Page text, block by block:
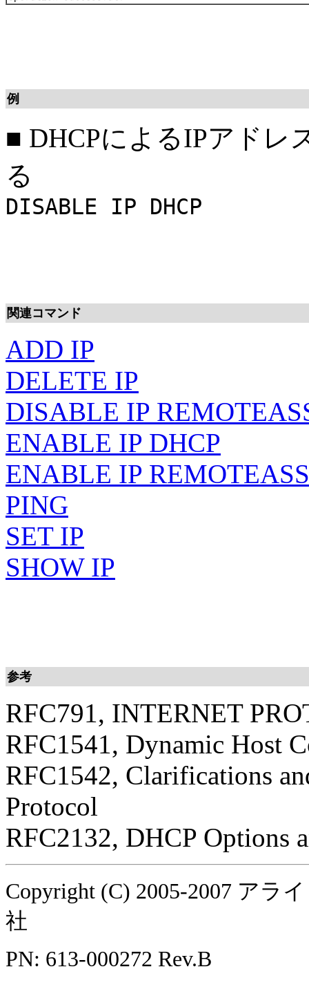
例
■ DHCPによるIPアドレ
る
DISABLE IP DHCP
関連コマンド
ADD IP
DELETE IP
DISABLE IP
ENABLE IP DHCP
ENABLE IP
PING
SET IP
SHOW IP
参考
RFC791, INTERNET
RFC1541, Dynamic Host
RFC1542, Clarifications
Protocol
RFC2132, DHCP Options
Copyright (C) 2005-2007 アラ
社
PN: 613-000272 Rev.B